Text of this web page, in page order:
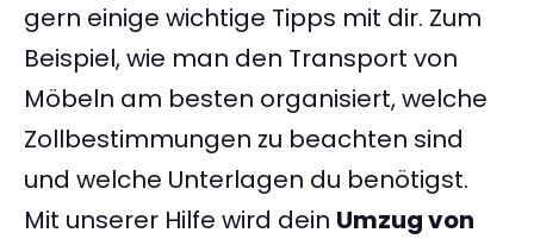
gern einige wichtige Tipps mit dir. Zum
Beispiel, wie man den Transport von
Möbeln am besten organisiert, welche
Zollbestimmungen zu beachten sind
und welche Unterlagen du benötigst.
Mit unserer Hilfe wird dein Umzug von